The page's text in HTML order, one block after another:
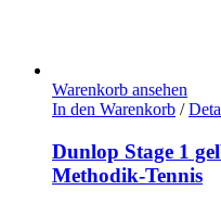
Warenkorb ansehen
In den Warenkorb /
Dunlop Stage 1
Methodik-Tennis